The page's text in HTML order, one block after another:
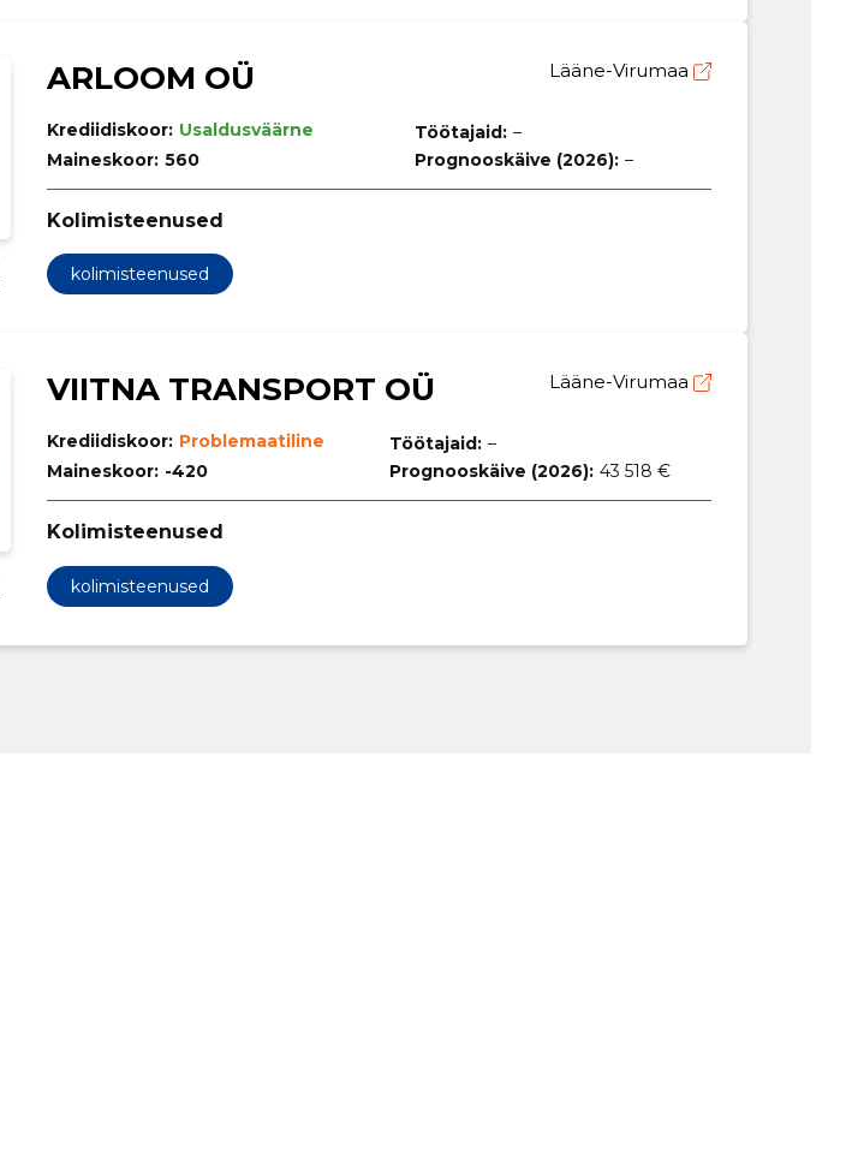
ARLOOM OÜ Lääne-Virumaa
Krediidiskoor: Usaldusväärne
Maineskoor: 560
Töötajaid: –
Prognooskäive (2026): –
Kolimisteenused
kolimisteenused
VIITNA TRANSPORT OÜ Lääne-Virumaa
Krediidiskoor: Problemaatiline
Maineskoor: -420
Töötajaid: –
Prognooskäive (2026): 43 518 €
Kolimisteenused
kolimisteenused